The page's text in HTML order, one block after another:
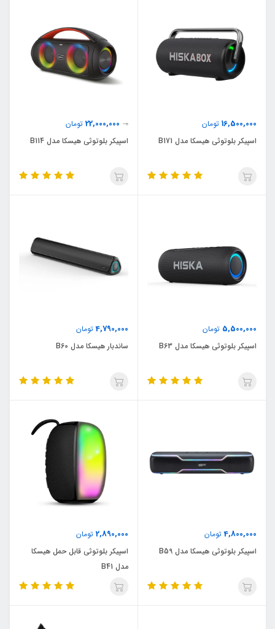
16,500,000 تومان
اسپیکر بلوتوثی هیسکا مدل B171
0
22,000,000 تومان
اسپیکر بلوتوثی هیسکا مدل B114
5,500,000 تومان
اسپیکر بلوتوثی هیسکا مدل B63
4,790,000تومان
ساندبار هیسکا مدل B60
4,800,000تومان
اسپیکر بلوتوثی هیسکا مدل B59
2,890,000 تومان
اسپیکر بلوتوثی قابل حمل هیسکا
مدل B41